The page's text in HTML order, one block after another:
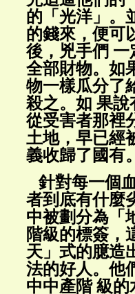
的「光洋」。
的錢來，便可
後，兇手們
全部財物。如
物一樣瓜分了
殺之。如 果
從受害者那裡
土地，早已經
義收歸了國有。
針對每一個
者到底有什麼
中被劃分為「
階級的標簽，
天」式的臆造
法的好人。他
中中產階 級